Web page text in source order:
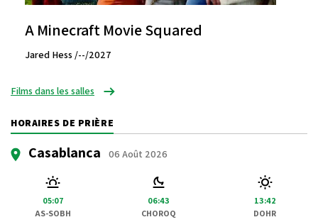
A Minecraft Movie Squared
Jared Hess /--/2027
Films dans les salles
HORAIRES DE PRIÈRE
Casablanca 06 Août 2026
05:07
AS-SOBH
06:43
CHOROQ
13:42
DOHR